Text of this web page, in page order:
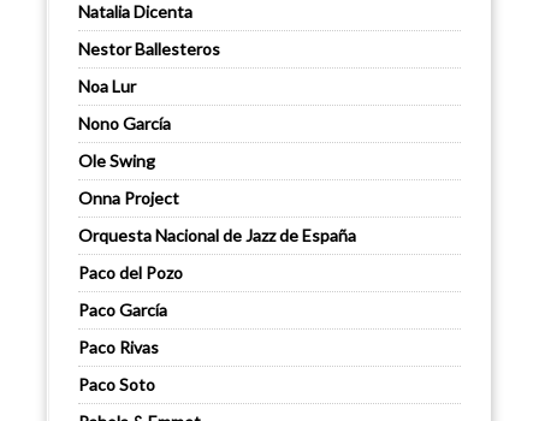
Natalia Dicenta
Nestor Ballesteros
Noa Lur
Nono García
Ole Swing
Onna Project
Orquesta Nacional de Jazz de España
Paco del Pozo
Paco García
Paco Rivas
Paco Soto